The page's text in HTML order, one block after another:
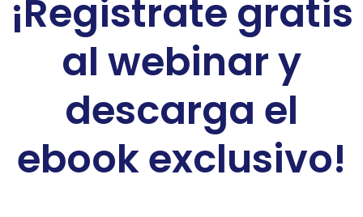
¡Registrate gratis
al webinar y
descarga el
ebook exclusivo!